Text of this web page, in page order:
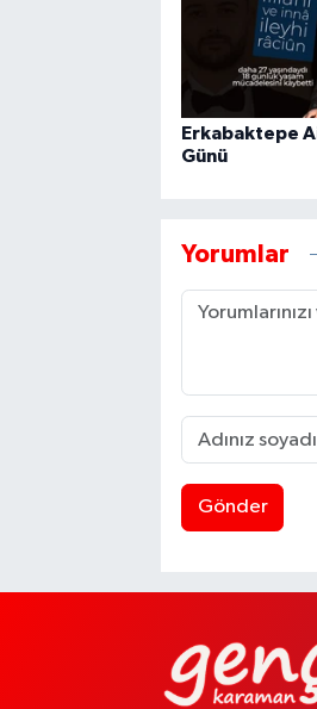
Erkabaktepe
Günü
Yorumlar
Gönder